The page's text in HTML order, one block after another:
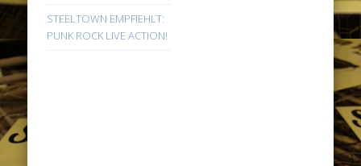
STEELTOWN EMPFIEHLT:
PUNK ROCK LIVE ACTION!